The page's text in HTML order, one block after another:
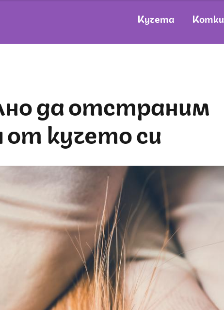
Кучета Котки
от кучето си